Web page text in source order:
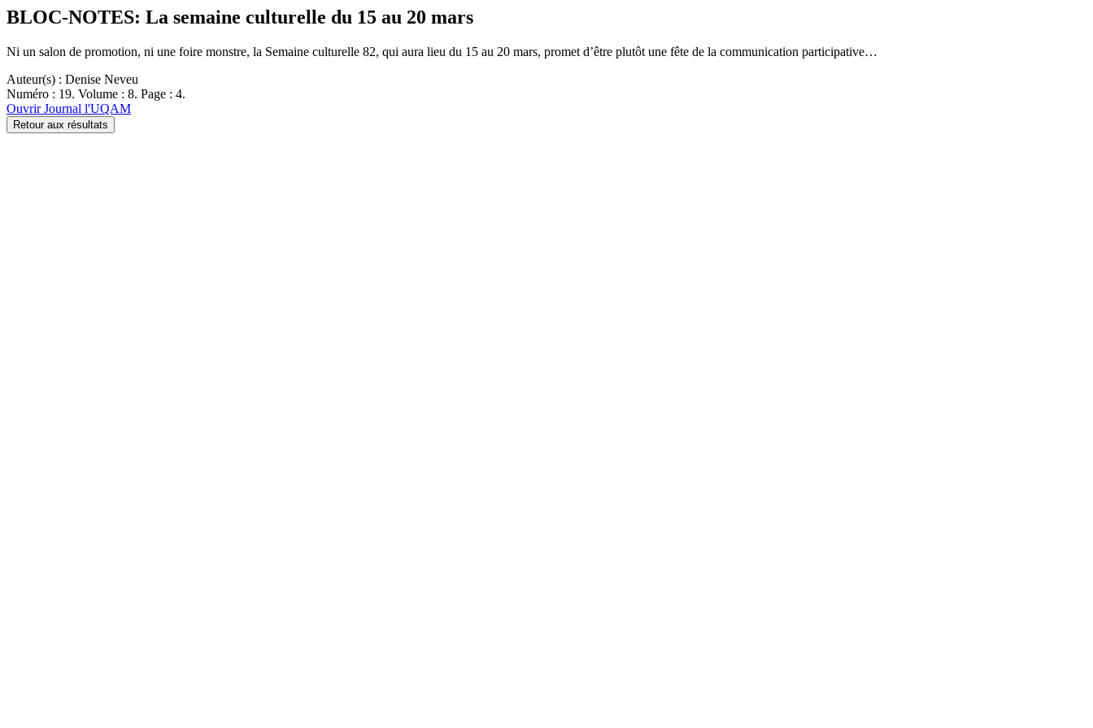
BLOC-NOTES: La semaine culturelle du 15 au 20 mars
Ni un salon de promotion, ni une foire monstre, la Semaine culturelle 82, qui aura lieu du 15 au 20 mars, promet d’être plutôt une fête de la communication participative…
Auteur(s) : Denise Neveu
Numéro : 19. Volume : 8. Page : 4.
Ouvrir Journal l'UQAM
Retour aux résultats